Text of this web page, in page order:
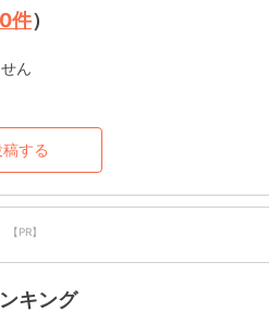
0件）
ん
する
【PR】
キング